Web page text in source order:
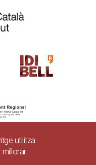
utilitza